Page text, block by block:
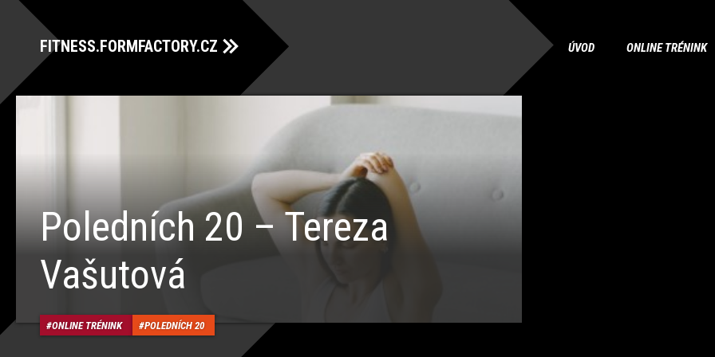
FITNESS.FORMFACTORY.CZ ÚVOD ONLINE TRÉNINK
Poledních 20 – Tereza
Vašutová
ONLINE TRÉNINK POLEDNÍCH 20